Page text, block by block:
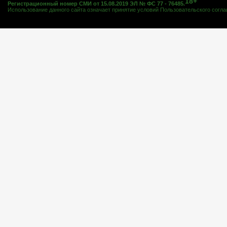
Регистрационный номер СМИ от 15.08.2019 ЭЛ № ФС 77 - 76485.
Использование данного сайта означает принятие условий Пользовательского